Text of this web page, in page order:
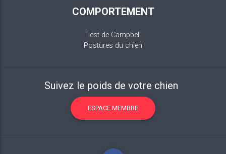
COMPORTEMENT
Test de Campbell
Postures du chien
Suivez le poids de votre chien
ESPACE MEMBRE